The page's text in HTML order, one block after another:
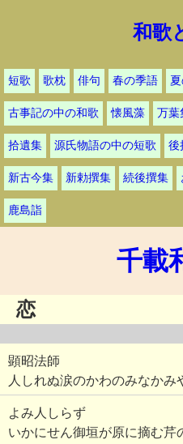
和歌
短歌 歌枕 俳句 春の季語
古事記の中の和歌 懐風藻 万葉
拾遺集 源氏物語の中の短歌 後
新古今集 新勅撰集 続後撰集
鹿島詣
千載
恋
顕昭法師
人しれぬ涙のかわのみなか
よみ人しらず
いかにせん御垣が原に摘む芹